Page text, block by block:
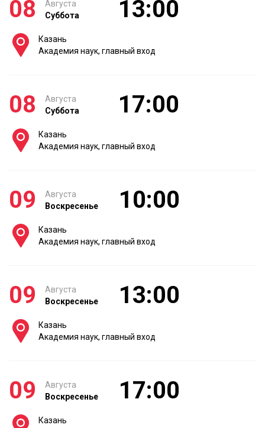
08
Августа
Суббота
13:00
Казань
Академия наук, главный вход
08
Августа
Суббота
17:00
Казань
Академия наук, главный вход
09
Августа
Воскресенье
10:00
Казань
Академия наук, главный вход
09
Августа
Воскресенье
13:00
Казань
Академия наук, главный вход
09
Августа
Воскресенье
17:00
Казань